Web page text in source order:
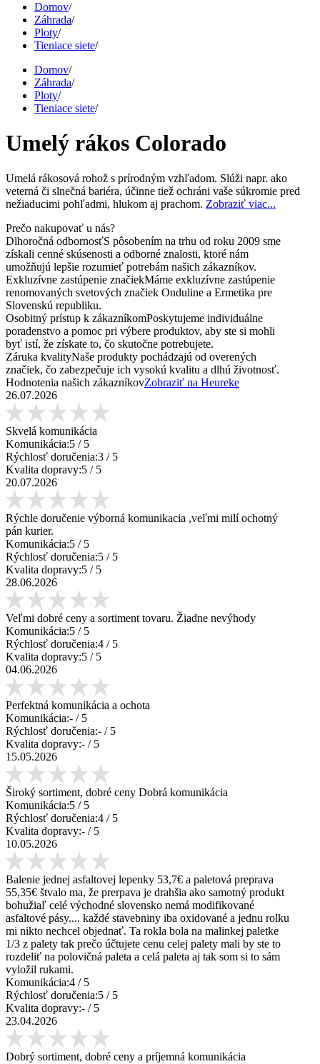
Domov/
Záhrada/
Ploty/
Tieniace siete/
Domov/
Záhrada/
Ploty/
Tieniace siete/
Umelý rákos Colorado
Umelá rákosová rohož s prírodným vzhľadom. Slúži napr. ako
veterná či slnečná bariéra, účinne tiež ochráni vaše súkromie pred
nežiaducimi pohľadmi, hlukom aj prachom. Zobraziť viac...
Prečo nakupovať u nás?
Dlhoročná odbornosťS pôsobením na trhu od roku 2009 sme
získali cenné skúsenosti a odborné znalosti, ktoré nám
umožňujú lepšie rozumieť potrebám našich zákazníkov.
Exkluzívne zastúpenie značiekMáme exkluzívne zastúpenie
renomovaných svetových značiek Onduline a Ermetika pre
Slovenskú republiku.
Osobitný prístup k zákazníkomPoskytujeme individuálne
poradenstvo a pomoc pri výbere produktov, aby ste si mohli
byť istí, že získate to, čo skutočne potrebujete.
Záruka kvalityNaše produkty pochádzajú od overených
značiek, čo zabezpečuje ich vysokú kvalitu a dlhú životnosť.
Hodnotenia našich zákazníkovZobraziť na Heureke
26.07.2026
Skvelá komunikácia
Komunikácia:5 / 5
Rýchlosť doručenia:3 / 5
Kvalita dopravy:5 / 5
20.07.2026
Rýchle doručenie výborná komunikacia ,veľmi milí ochotný
pán kurier.
Komunikácia:5 / 5
Rýchlosť doručenia:5 / 5
Kvalita dopravy:5 / 5
28.06.2026
Veľmi dobré ceny a sortiment tovaru. Žiadne nevýhody
Komunikácia:5 / 5
Rýchlosť doručenia:4 / 5
Kvalita dopravy:5 / 5
04.06.2026
Perfektná komunikácia a ochota
Komunikácia:- / 5
Rýchlosť doručenia:- / 5
Kvalita dopravy:- / 5
15.05.2026
Široký sortiment, dobré ceny Dobrá komunikácia
Komunikácia:5 / 5
Rýchlosť doručenia:4 / 5
Kvalita dopravy:- / 5
10.05.2026
Balenie jednej asfaltovej lepenky 53,7€ a paletová preprava
55,35€ štvalo ma, že prerpava je drahšia ako samotný produkt
bohužiaľ celé východné slovensko nemá modifikované
asfaltové pásy.... každé stavebniny iba oxidované a jednu rolku
mi nikto nechcel objednať. Ta rokla bola na malinkej paletke
1/3 z palety tak prečo účtujete cenu celej palety mali by ste to
rozdeliť na polovičná paleta a celá paleta aj tak som si to sám
vyložil rukami.
Komunikácia:4 / 5
Rýchlosť doručenia:5 / 5
Kvalita dopravy:- / 5
23.04.2026
Dobrý sortiment, dobré ceny a príjemná komunikácia